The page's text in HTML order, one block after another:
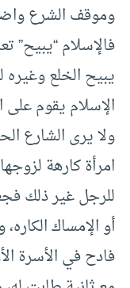
وموقف الشرع
فالإسلام “يبيح”
يبيح الخلع وغيره
الإسلام يقوم على
ولا يرى الشارع
امرأة كارهة
للرجل غير ذلك
أو الإمساك
فادح في الأسرة